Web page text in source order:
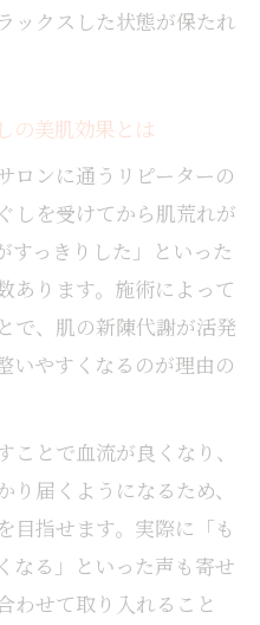
ックスした状態が保たれ
の美肌効果とは
ロンに通うリピーターの
しを受けてから肌荒れが
すっきりした」といった
あります。施術によって
で、肌の新陳代謝が活発
いやすくなるのが理由の
とで血流が良くなり、
届くようになるため、
目指せます。実際に「も
なる」といった声も寄せ
わせて取り入れること